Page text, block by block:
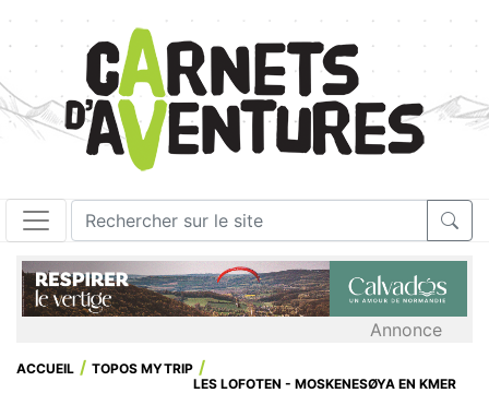
Annonce
ACCUEIL
TOPOS MYTRIP
LES LOFOTEN - MOSKENESØYA EN KMER